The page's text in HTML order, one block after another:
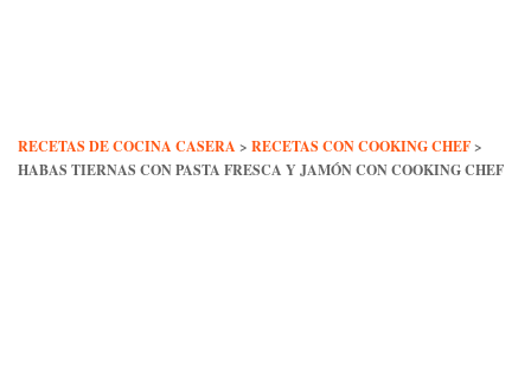
RECETAS DE COCINA CASERA > RECETAS CON COOKING CHEF>
HABAS TIERNAS CON PASTA FRESCA Y JAMÓN CON COOKING CHEF